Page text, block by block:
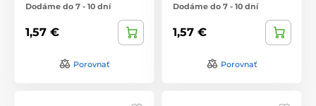
Dodáme do 7 - 10 dní
1,57 €
Porovnať
Dodáme do 7 - 10 dní
1,57 €
Porovnať